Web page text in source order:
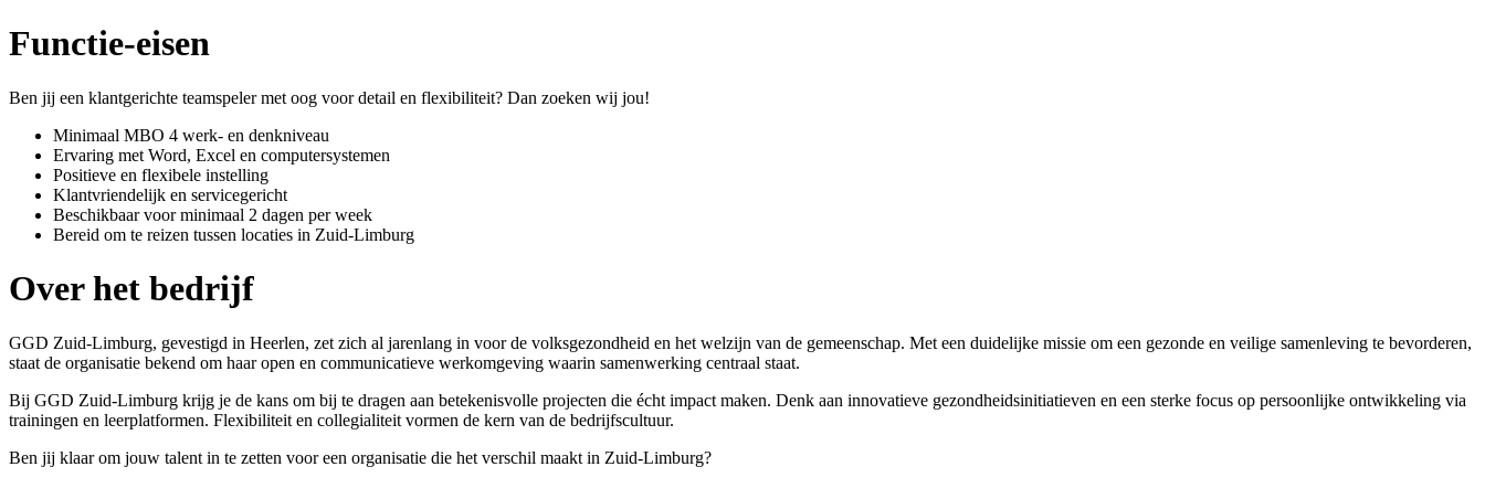
Functie-eisen
Ben jij een klantgerichte teamspeler met oog voor detail en flexibiliteit? Dan zoeken wij jou!
Minimaal MBO 4 werk- en denkniveau
Ervaring met Word, Excel en computersystemen
Positieve en flexibele instelling
Klantvriendelijk en servicegericht
Beschikbaar voor minimaal 2 dagen per week
Bereid om te reizen tussen locaties in Zuid-Limburg
Over het bedrijf
GGD Zuid-Limburg, gevestigd in Heerlen, zet zich al jarenlang in voor de volksgezondheid en het welzijn van de gemeenschap. Met een duidelijke missie om een gezonde en veilige samenleving te bevorderen,
staat de organisatie bekend om haar open en communicatieve werkomgeving waarin samenwerking centraal staat.
Bij GGD Zuid-Limburg krijg je de kans om bij te dragen aan betekenisvolle projecten die écht impact maken. Denk aan innovatieve gezondheidsinitiatieven en een sterke focus op persoonlijke ontwikkeling via
trainingen en leerplatformen. Flexibiliteit en collegialiteit vormen de kern van de bedrijfscultuur.
Ben jij klaar om jouw talent in te zetten voor een organisatie die het verschil maakt in Zuid-Limburg?